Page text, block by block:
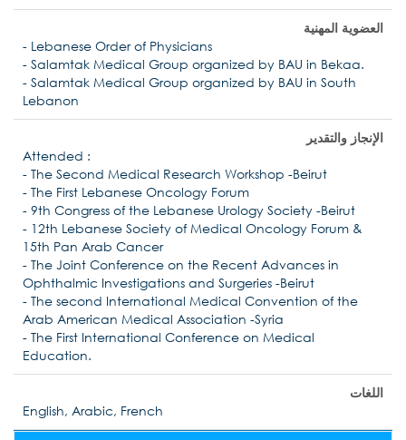
العضوية المهنية
- Lebanese Order of Physicians
- Salamtak Medical Group organized by BAU in Bekaa.
- Salamtak Medical Group organized by BAU in South
Lebanon
الإنجاز والتقدير
Attended :
- The Second Medical Research Workshop -Beirut
- The First Lebanese Oncology Forum
- 9th Congress of the Lebanese Urology Society -Beirut
- 12th Lebanese Society of Medical Oncology Forum &
15th Pan Arab Cancer
- The Joint Conference on the Recent Advances in
Ophthalmic Investigations and Surgeries -Beirut
- The second International Medical Convention of the
Arab American Medical Association -Syria
- The First International Conference on Medical
Education.
اللغات
English, Arabic, French